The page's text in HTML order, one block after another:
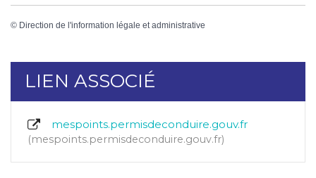
© Direction de l'information légale et administrative
LIEN ASSOCIÉ
mespoints.permisdeconduire.gouv.fr
mespoints.permisdeconduire.gouv.fr